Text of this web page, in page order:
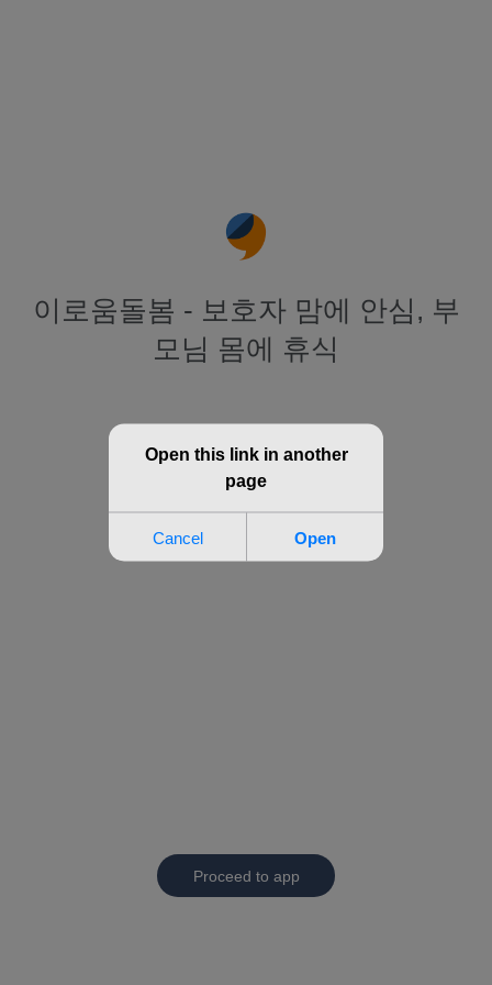
이로움돌봄 - 보호자 맘에 안심, 부
모님 몸에 휴식
Proceed to app